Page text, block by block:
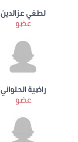
لطفي عزالدين
عضو
راضية الحلواني
عضو